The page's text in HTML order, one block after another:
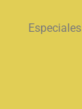
Especiales